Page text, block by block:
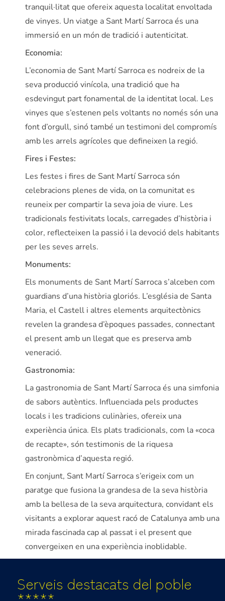
tranquil·litat que ofereix aquesta localitat envoltada
de vinyes. Un viatge a Sant Martí Sarroca és una
immersió en un món de tradició i autenticitat.
Economia:
L’economia de Sant Martí Sarroca es nodreix de la
seva producció vinícola, una tradició que ha
esdevingut part fonamental de la identitat local. Les
vinyes que s’estenen pels voltants no només són una
font d’orgull, sinó també un testimoni del compromís
amb les arrels agrícoles que defineixen la regió.
Fires i Festes:
Les festes i fires de Sant Martí Sarroca són
celebracions plenes de vida, on la comunitat es
reuneix per compartir la seva joia de viure. Les
tradicionals festivitats locals, carregades d’història i
color, reflecteixen la passió i la devoció dels habitants
per les seves arrels.
Monuments:
Els monuments de Sant Martí Sarroca s’alceben com
guardians d’una història gloriós. L’església de Santa
Maria, el Castell i altres elements arquitectònics
revelen la grandesa d’èpoques passades, connectant
el present amb un llegat que es preserva amb
veneració.
Gastronomia:
La gastronomia de Sant Martí Sarroca és una simfonia
de sabors autèntics. Influenciada pels productes
locals i les tradicions culinàries, ofereix una
experiència única. Els plats tradicionals, com la «coca
de recapte», són testimonis de la riquesa
gastronòmica d’aquesta regió.
En conjunt, Sant Martí Sarroca s’erigeix com un
paratge que fusiona la grandesa de la seva història
amb la bellesa de la seva arquitectura, convidant els
visitants a explorar aquest racó de Catalunya amb una
mirada fascinada cap al passat i el present que
convergeixen en una experiència inoblidable.
Serveis destacats del poble